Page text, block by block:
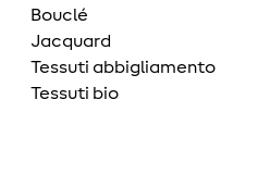
Bouclé
Jacquard
Tessuti abbigliamento
Tessuti bio